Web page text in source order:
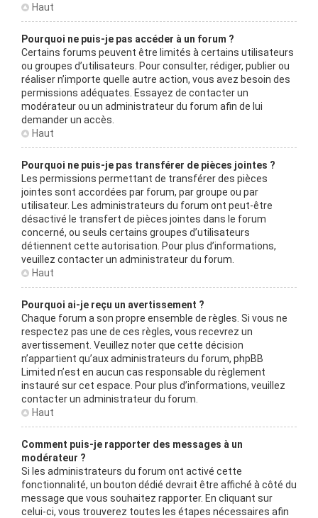
Haut
Pourquoi ne puis-je pas accéder à un forum ?
Certains forums peuvent être limités à certains utilisateurs
ou groupes d’utilisateurs. Pour consulter, rédiger, publier ou
réaliser n’importe quelle autre action, vous avez besoin des
permissions adéquates. Essayez de contacter un
modérateur ou un administrateur du forum afin de lui
demander un accès.
Haut
Pourquoi ne puis-je pas transférer de pièces jointes ?
Les permissions permettant de transférer des pièces
jointes sont accordées par forum, par groupe ou par
utilisateur. Les administrateurs du forum ont peut-être
désactivé le transfert de pièces jointes dans le forum
concerné, ou seuls certains groupes d’utilisateurs
détiennent cette autorisation. Pour plus d’informations,
veuillez contacter un administrateur du forum.
Haut
Pourquoi ai-je reçu un avertissement ?
Chaque forum a son propre ensemble de règles. Si vous ne
respectez pas une de ces règles, vous recevrez un
avertissement. Veuillez noter que cette décision
n’appartient qu’aux administrateurs du forum, phpBB
Limited n’est en aucun cas responsable du règlement
instauré sur cet espace. Pour plus d’informations, veuillez
contacter un administrateur du forum.
Haut
Comment puis-je rapporter des messages à un
modérateur ?
Si les administrateurs du forum ont activé cette
fonctionnalité, un bouton dédié devrait être affiché à côté du
message que vous souhaitez rapporter. En cliquant sur
celui-ci, vous trouverez toutes les étapes nécessaires afin